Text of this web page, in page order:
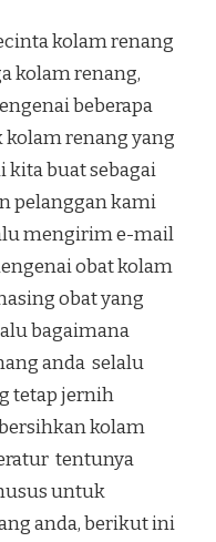
kolam renang
kolam renang,
beberapa
renang yang
kita buat sebagai
pelanggan kami
mengirim e-mail
obat kolam
obat yang
bagaimana
anda selalu
tetap jernih
kolam
tentunya
untuk
anda, berikut ini